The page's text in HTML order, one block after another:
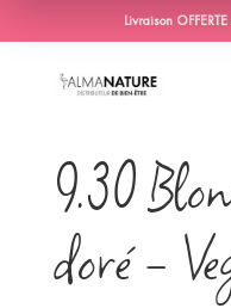
Livraison
Accueil/ Produit
delicato / 9.30
9.30
doré -